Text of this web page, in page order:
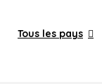
Tous les pays